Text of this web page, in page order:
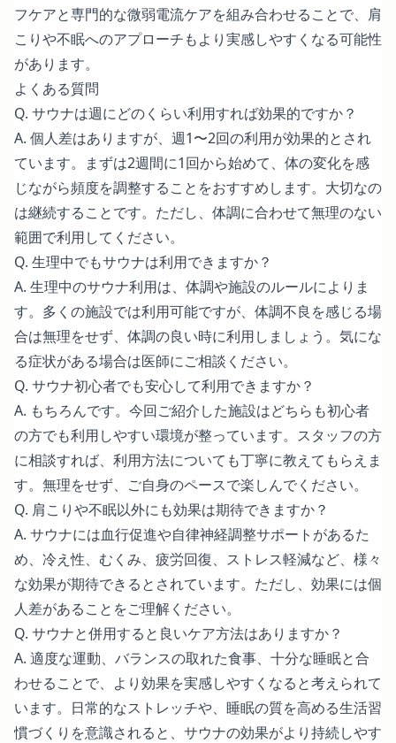
フケアと専門的な微弱電流ケアを組み合わせることで、肩
こりや不眠へのアプローチもより実感しやすくなる可能性
があります。
よくある質問
Q. サウナは週にどのくらい利用すれば効果的ですか？
A. 個人差はありますが、週1〜2回の利用が効果的とされ
ています。まずは2週間に1回から始めて、体の変化を感
じながら頻度を調整することをおすすめします。大切なの
は継続することです。ただし、体調に合わせて無理のない
範囲で利用してください。
Q. 生理中でもサウナは利用できますか？
A. 生理中のサウナ利用は、体調や施設のルールによりま
す。多くの施設では利用可能ですが、体調不良を感じる場
合は無理をせず、体調の良い時に利用しましょう。気にな
る症状がある場合は医師にご相談ください。
Q. サウナ初心者でも安心して利用できますか？
A. もちろんです。今回ご紹介した施設はどちらも初心者
の方でも利用しやすい環境が整っています。スタッフの方
に相談すれば、利用方法についても丁寧に教えてもらえま
す。無理をせず、ご自身のペースで楽しんでください。
Q. 肩こりや不眠以外にも効果は期待できますか？
A. サウナには血行促進や自律神経調整サポートがあるた
め、冷え性、むくみ、疲労回復、ストレス軽減など、様々
な効果が期待できるとされています。ただし、効果には個
人差があることをご理解ください。
Q. サウナと併用すると良いケア方法はありますか？
A. 適度な運動、バランスの取れた食事、十分な睡眠と合
わせることで、より効果を実感しやすくなると考えられて
います。日常的なストレッチや、 睡眠の質を高める生活習
慣づくり を意識されると、サウナの効果がより持続しやす